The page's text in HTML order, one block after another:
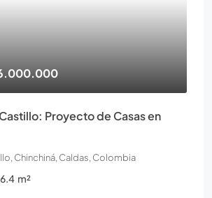
Proyecto de Casas en
Chinchiná, Caldas, Colombia
m²